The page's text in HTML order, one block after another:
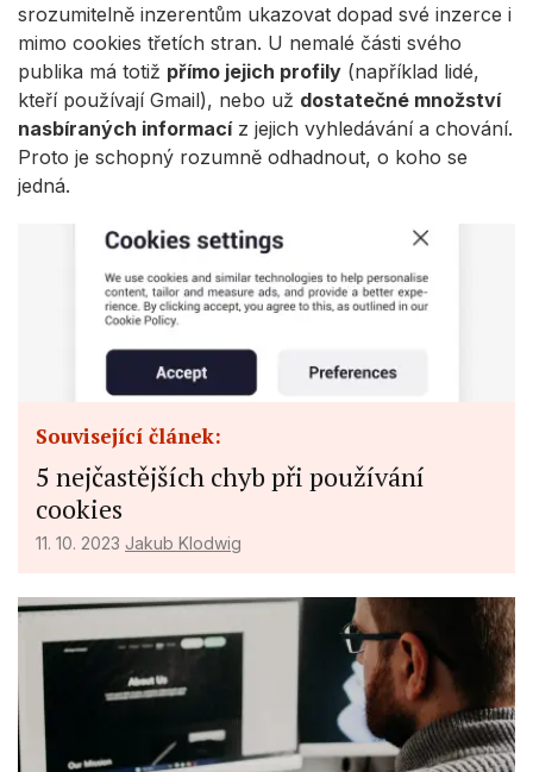
srozumitelně inzerentům ukazovat dopad své inzerce i
mimo cookies třetích stran. U nemalé části svého
publika má totiž přímo jejich profily (například lidé,
kteří používají Gmail), nebo už dostatečné množství
nasbíraných informacíz jejich vyhledávání a chování.
Proto je schopný rozumně odhadnout, o koho se
jedná.
Související článek:
5 nejčastějších chyb při používání
cookies
11. 10. 2023 Jakub Klodwig